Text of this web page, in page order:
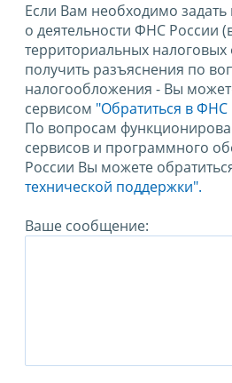
Если Вам необходимо
о деятельности ФНС России
территориальных налоговых
получить разъяснения по
налогообложения - Вы
сервисом "Обратиться в ФНС
По вопросам
сервисов и программного
России Вы можете
технической поддержки".
Ваше сообщение: